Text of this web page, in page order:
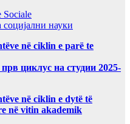
Sociale
науки
në ciklin e parë te
циклус на студии 2025-
në ciklin e dytë të
në vitin akademik